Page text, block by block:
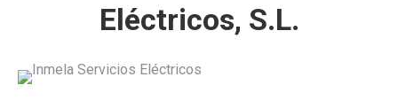
Eléctricos, S.L.